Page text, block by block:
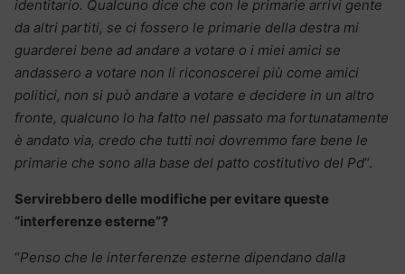
identitario. Qualcuno dice che con le primarie arrivi gente
da altri partiti, se ci fossero le primarie della destra mi
guarderei bene ad andare a votare o i miei amici se
andassero a votare non li riconoscerei più come amici
politici, non si può andare a votare e decidere in un altro
fronte, qualcuno lo ha fatto nel passato ma fortunatamente
è andato via, credo che tutti noi dovremmo fare bene le
primarie che sono alla base del patto costitutivo del Pd“.
Servirebbero delle modifiche per evitare queste
“interferenze esterne”?
“Penso che le interferenze esterne dipendano dalla